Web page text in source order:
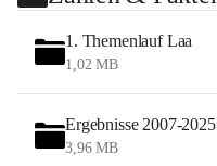
1. Themenlauf Laa
1,02 MB
Ergebnisse 2007-2025
3,96 MB